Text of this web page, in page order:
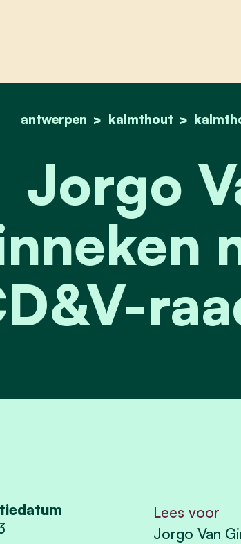
home
antwerpen kalmthout jorgo van
Jorgo
Lees voor
Jorgo Van